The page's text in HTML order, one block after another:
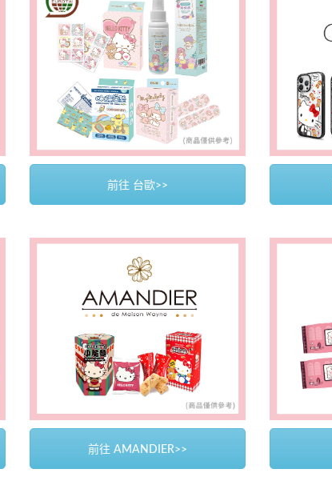
前往 台歐>>
前往 AMANDIER>>